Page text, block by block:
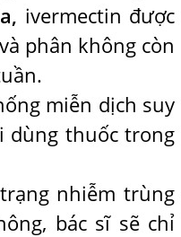
ivermectin được
phân không còn
miễn dịch suy
dùng thuốc trong
nhiễm trùng
bác sĩ sẽ chỉ